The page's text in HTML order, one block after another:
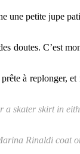
une petite jupe
doutes. C’est
à replonger, et
a skater skirt in
Rinaldi coat